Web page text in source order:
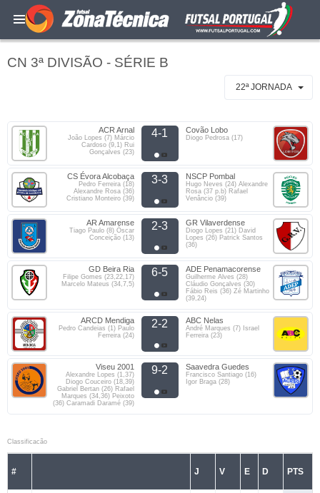
CN 3ª DIVISÃO - SÉRIE B
22ª JORNADA
ACR Arnal
João Lopes (7) Márcio
Cardoso (9,1) Rui
Gonçalves (23)
4-1 Covão Lobo
Diogo Pedrosa (17)
CS Évora Alcobaça
Pedro Ferreira (18)
Alexandre Rosa (36)
Cristiano Monteiro (39)
3-3 NSCP Pombal
Hugo Neves (24) Alexandre
Rosa (37 p.b) Rafael
Venâncio (39)
AR Amarense
Tiago Paulo (8) Óscar
Conceição (13)
2-3 GR Vilaverdense
Diogo Lopes (21) David
Lopes (26) Patrick Santos
(36)
GD Beira Ria
Filipe Gomes (23,22,17)
Marcelo Mateus (34,7,5)
6-5 ADE Penamacorense
Guilherme Alves (28)
Cláudio Gonçalves (30)
Fábio Reis (36) Zé Martinho
(39,24)
ARCD Mendiga
Pedro Candeias (1) Paulo
Ferreira (24)
2-2 ABC Nelas
André Marques (7) Israel
Ferreira (23)
Viseu 2001
Alexandre Lopes (1,37)
Diogo Couceiro (18,39)
Gabriel Bertan (26) Rafael
Marques (34,36) Peixoto
(36) Caramadi Daramé (39)
9-2 Saavedra Guedes
Francisco Santiago (16)
Igor Braga (28)
Classificacão
# J V E D PTS